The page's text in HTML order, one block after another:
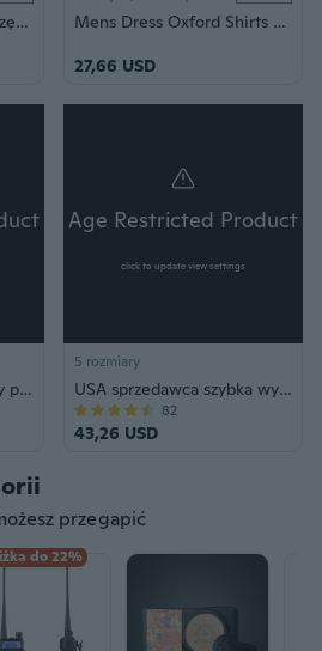
Przydatne metalowe narzędzie do usuwania tylnej obudowy zegarka Otwieracz do baterii Podważ dźwignię Narzędzie do naprawy zatrzasków Mens Dress Oxford Shirts Formal Business Long Sleeves Cotton Casual Shirts Tops
27,66 USD
Slider USB Style Potężny paralizator do samoobrony-breloczek i latarka - czarny
Age Restricted Product
click to update view settings
5 rozmiary
USA sprzedawca szybka wysyłka pistolet elektryczny wysokiej jakości narzędzie wielofunkcyjne latarka led paralizator samoobrona chowany pałka Camping survival kij ze stopu aluminium
43,26 USD
82
przegapić
do 22%